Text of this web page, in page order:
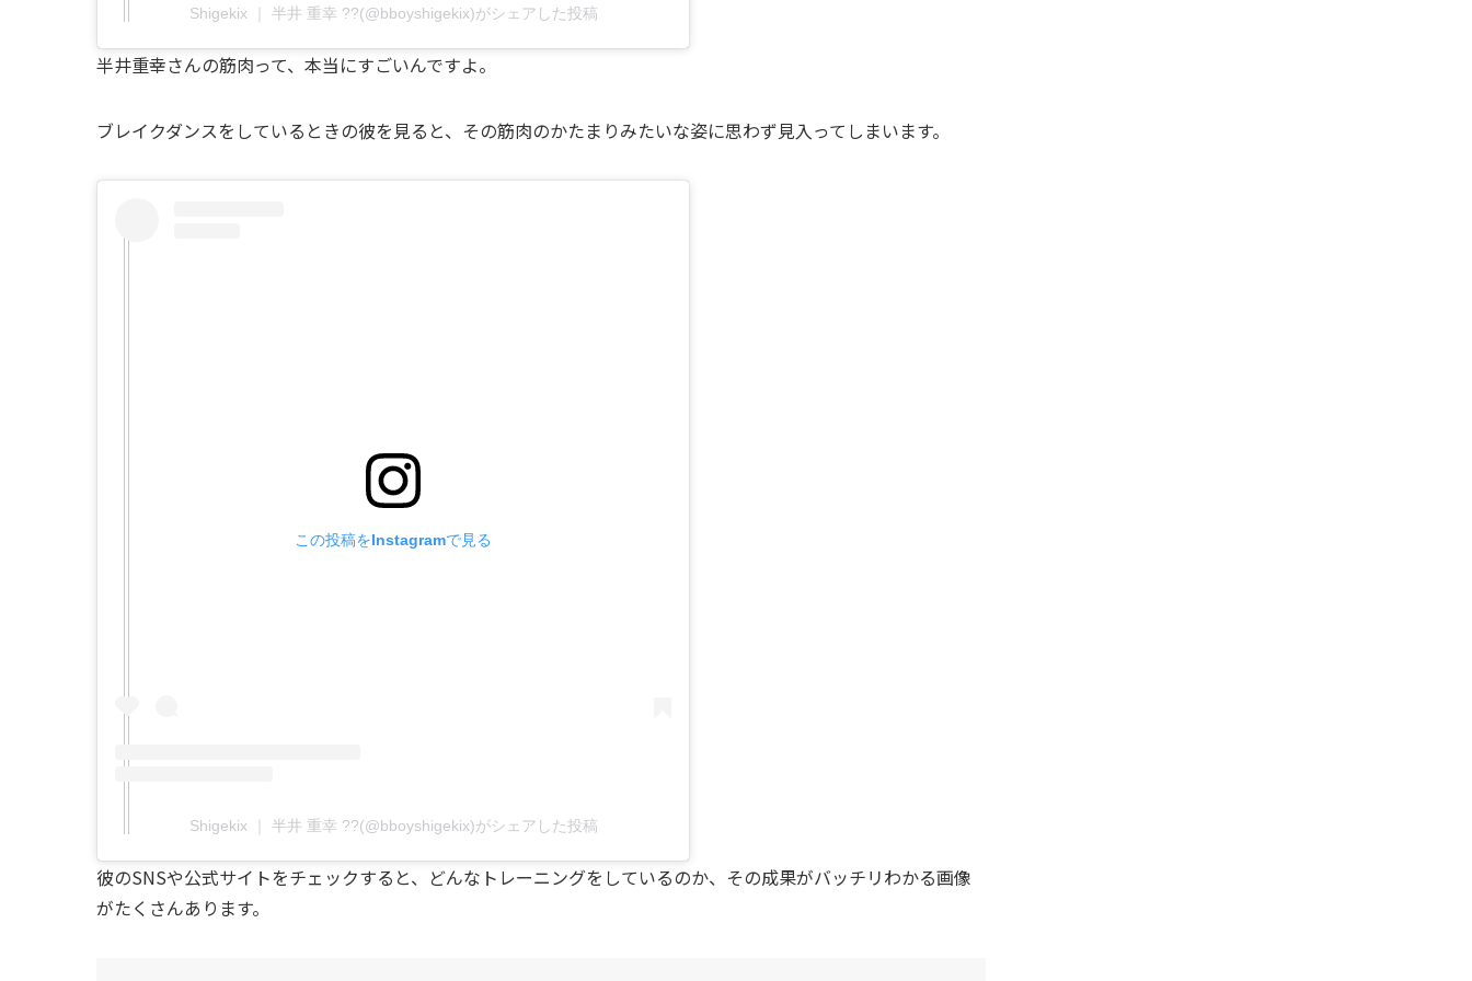
Shigekix ｜ 半井 重幸 ??(@bboyshigekix)がシェアした投稿
半井重幸さんの筋肉って、本当にすごいんですよ。
ブレイクダンスをしているときの彼を見ると、その筋肉のかたまりみたいな姿に思わず見入ってしまいます。
この投稿をInstagramで見る
Shigekix ｜ 半井 重幸 ??(@bboyshigekix)がシェアした投稿
彼のSNSや公式サイトをチェックすると、どんなトレーニングをしているのか、その成果がバッチリわかる画像
がたくさんあります。